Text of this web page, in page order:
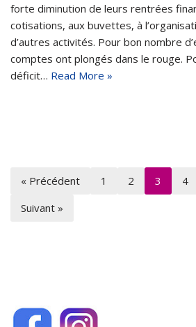
forte diminution de leurs rentrées
cotisations, aux buvettes, à
d’autres activités. Pour bon nombre
comptes ont plongés dans le rouge.
déficit… Read More »
« Précédent 1 2 3 4
Suivant »